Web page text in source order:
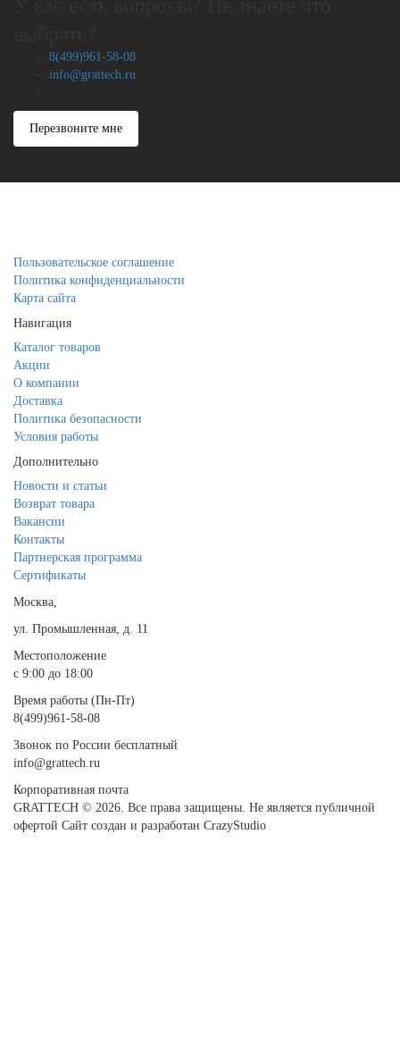
8(499)961-58-08
info@grattech.ru
Перезвоните мне
Пользовательское соглашение
Политика конфиденциальности
Карта сайта
Навигация
Каталог товаров
Акции
О компании
Доставка
Политика безопасности
Условия работы
Дополнительно
Новости и статьи
Возврат товара
Вакансии
Контакты
Партнерская программа
Сертификаты
Москва,
ул. Промышленная, д. 11
Местоположение
с 9:00 до 18:00
Время работы (Пн-Пт)
8(499)961-58-08
Звонок по России бесплатный
info@grattech.ru
Корпоративная почта
GRATTECH © 2026. Все права защищены. Не является публичной
офертой Сайт создан и разработан CrazyStudio